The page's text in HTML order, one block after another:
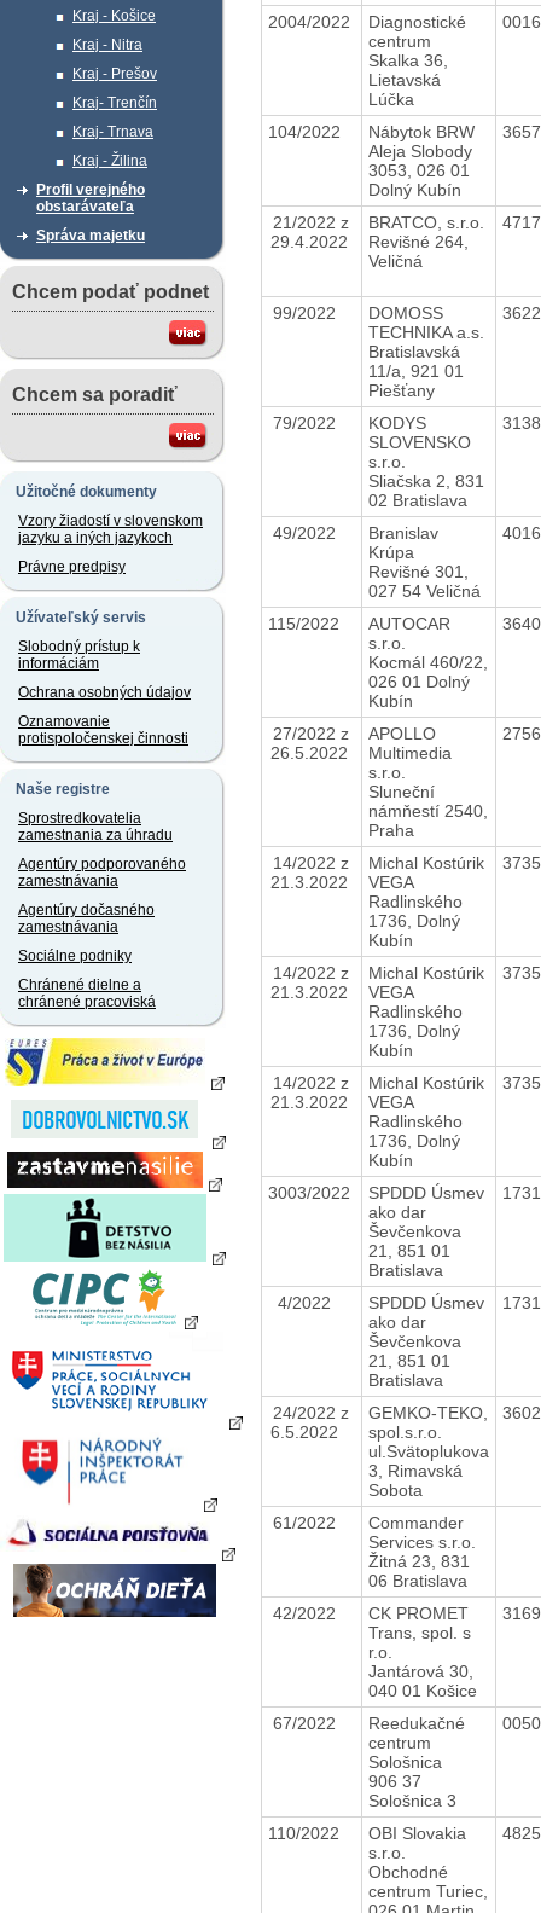
Kraj - Košice
Kraj - Nitra
Kraj - Prešov
Kraj- Trenčín
Kraj- Trnava
Kraj - Žilina
Profil verejného
obstarávateľa
Správa majetku
Chcem podať podnet
Chcem sa poradiť
Užitočné dokumenty
Vzory žiadostí v slovenskom
jazyku a iných jazykoch
Právne predpisy
Užívateľský servis
Slobodný prístup k
informáciám
Ochrana osobných údajov
Oznamovanie
protispoločenskej činnosti
Naše registre
Sprostredkovatelia
zamestnania za úhradu
Agentúry podporovaného
zamestnávania
Agentúry dočasného
zamestnávania
Sociálne podniky
Chránené dielne a
chránené pracoviská
2004/2022
Diagnostické
centrum
Skalka 36,
Lietavská
Lúčka
104/2022
Nábytok BRW
Aleja Slobody
3053, 026 01
Dolný Kubín
21/2022 z
29.4.2022
BRATCO, s.r.o.
Revišné 264,
Veličná
99/2022
DOMOSS
TECHNIKA a.s.
Bratislavská
11/a, 921 01
Piešťany
79/2022
KODYS
SLOVENSKO
s.r.o.
Sliačska 2, 831
02 Bratislava
49/2022
Branislav
Krúpa
Revišné 301,
027 54 Veličná
115/2022
AUTOCAR
s.r.o.
Kocmál 460/22,
026 01 Dolný
Kubín
27/2022 z
26.5.2022
APOLLO
Multimedia
s.r.o.
Sluneční
námňestí 2540,
Praha
14/2022 z
21.3.2022
Michal Kostúrik
VEGA
Radlinského
1736, Dolný
Kubín
14/2022 z
21.3.2022
Michal Kostúrik
VEGA
Radlinského
1736, Dolný
Kubín
14/2022 z
21.3.2022
Michal Kostúrik
VEGA
Radlinského
1736, Dolný
Kubín
3003/2022
SPDDD Úsmev
ako dar
Ševčenkova
21, 851 01
Bratislava
4/2022
SPDDD Úsmev
ako dar
Ševčenkova
21, 851 01
Bratislava
24/2022 z
6.5.2022
GEMKO-TEKO,
spol.s.r.o.
ul.Svätoplukova
3, Rimavská
Sobota
61/2022
Commander
Services s.r.o.
Žitná 23, 831
06 Bratislava
42/2022
CK PROMET
Trans, spol. s
r.o.
Jantárová 30,
040 01 Košice
67/2022
Reedukačné
centrum
Sološnica
906 37
Sološnica 3
110/2022
OBI Slovakia
s.r.o.
Obchodné
centrum Turiec,